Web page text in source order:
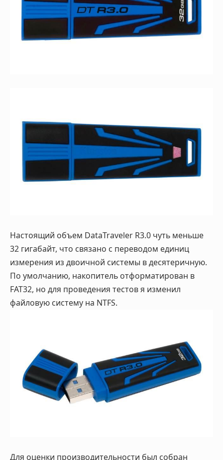
Настоящий объем DataTraveler R3.0 чуть меньше
32 гигабайт, что связано с переводом единиц
измерения из двоичной системы в десятеричную.
По умолчанию, накопитель отформатирован в
FAT32, но для проведения тестов я изменил
файловую систему на NTFS.
Для оценки производительности был собран